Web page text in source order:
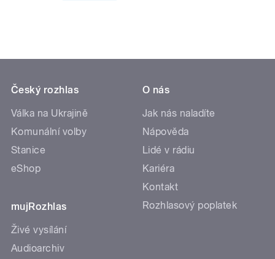
Český rozhlas
Válka na Ukrajině
Komunální volby
Stanice
eShop
mujRozhlas
Živé vysílání
Audioarchiv
O nás
Jak nás naladíte
Nápověda
Lidé v rádiu
Kariéra
Kontakt
Rozhlasový poplatek